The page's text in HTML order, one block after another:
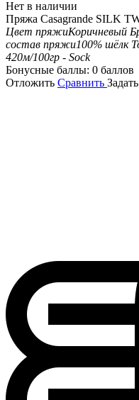
Нет в наличии
Пряжа Casagrande SILK
Цвет пряжиКоричневый
состав пряжи100% шёлк
420м/100гр - Sock
Бонусные баллы: 0 баллов
Отложить Сравнить